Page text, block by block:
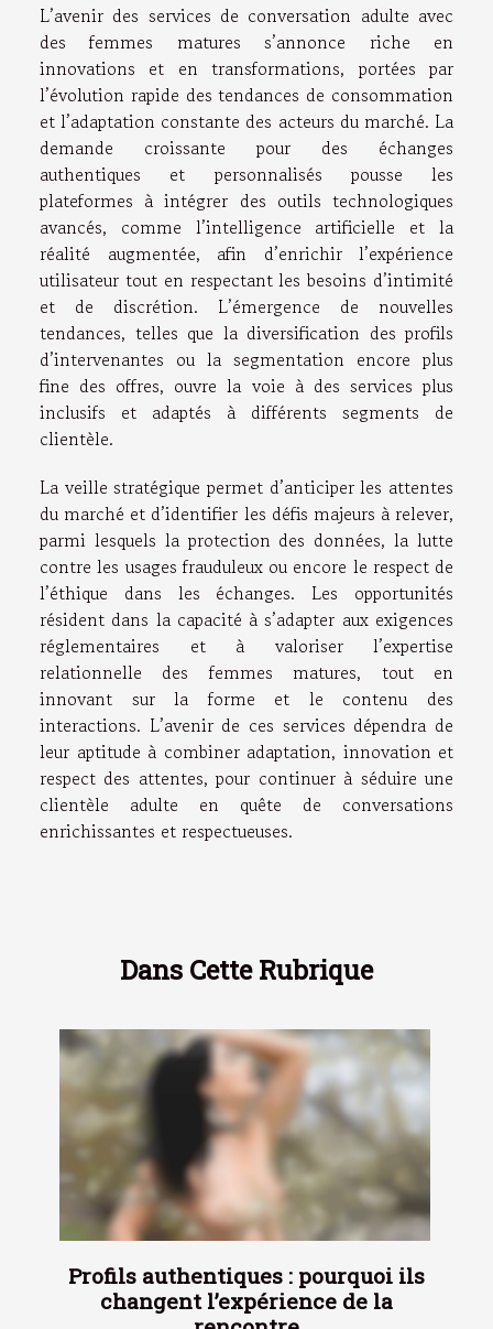
L’avenir des services de conversation adulte avec
des femmes matures s’annonce riche en
innovations et en transformations, portées par
l’évolution rapide des tendances de consommation
et l’adaptation constante des acteurs du marché. La
demande croissante pour des échanges
authentiques et personnalisés pousse les
plateformes à intégrer des outils technologiques
avancés, comme l’intelligence artificielle et la
réalité augmentée, afin d’enrichir l’expérience
utilisateur tout en respectant les besoins d’intimité
et de discrétion. L’émergence de nouvelles
tendances, telles que la diversification des profils
d’intervenantes ou la segmentation encore plus
fine des offres, ouvre la voie à des services plus
inclusifs et adaptés à différents segments de
clientèle.
La veille stratégique permet d’anticiper les attentes
du marché et d’identifier les défis majeurs à relever,
parmi lesquels la protection des données, la lutte
contre les usages frauduleux ou encore le respect de
l’éthique dans les échanges. Les opportunités
résident dans la capacité à s’adapter aux exigences
réglementaires et à valoriser l’expertise
relationnelle des femmes matures, tout en
innovant sur la forme et le contenu des
interactions. L’avenir de ces services dépendra de
leur aptitude à combiner adaptation, innovation et
respect des attentes, pour continuer à séduire une
clientèle adulte en quête de conversations
enrichissantes et respectueuses.
Dans Cette Rubrique
Profils authentiques : pourquoi ils
changent l’expérience de la